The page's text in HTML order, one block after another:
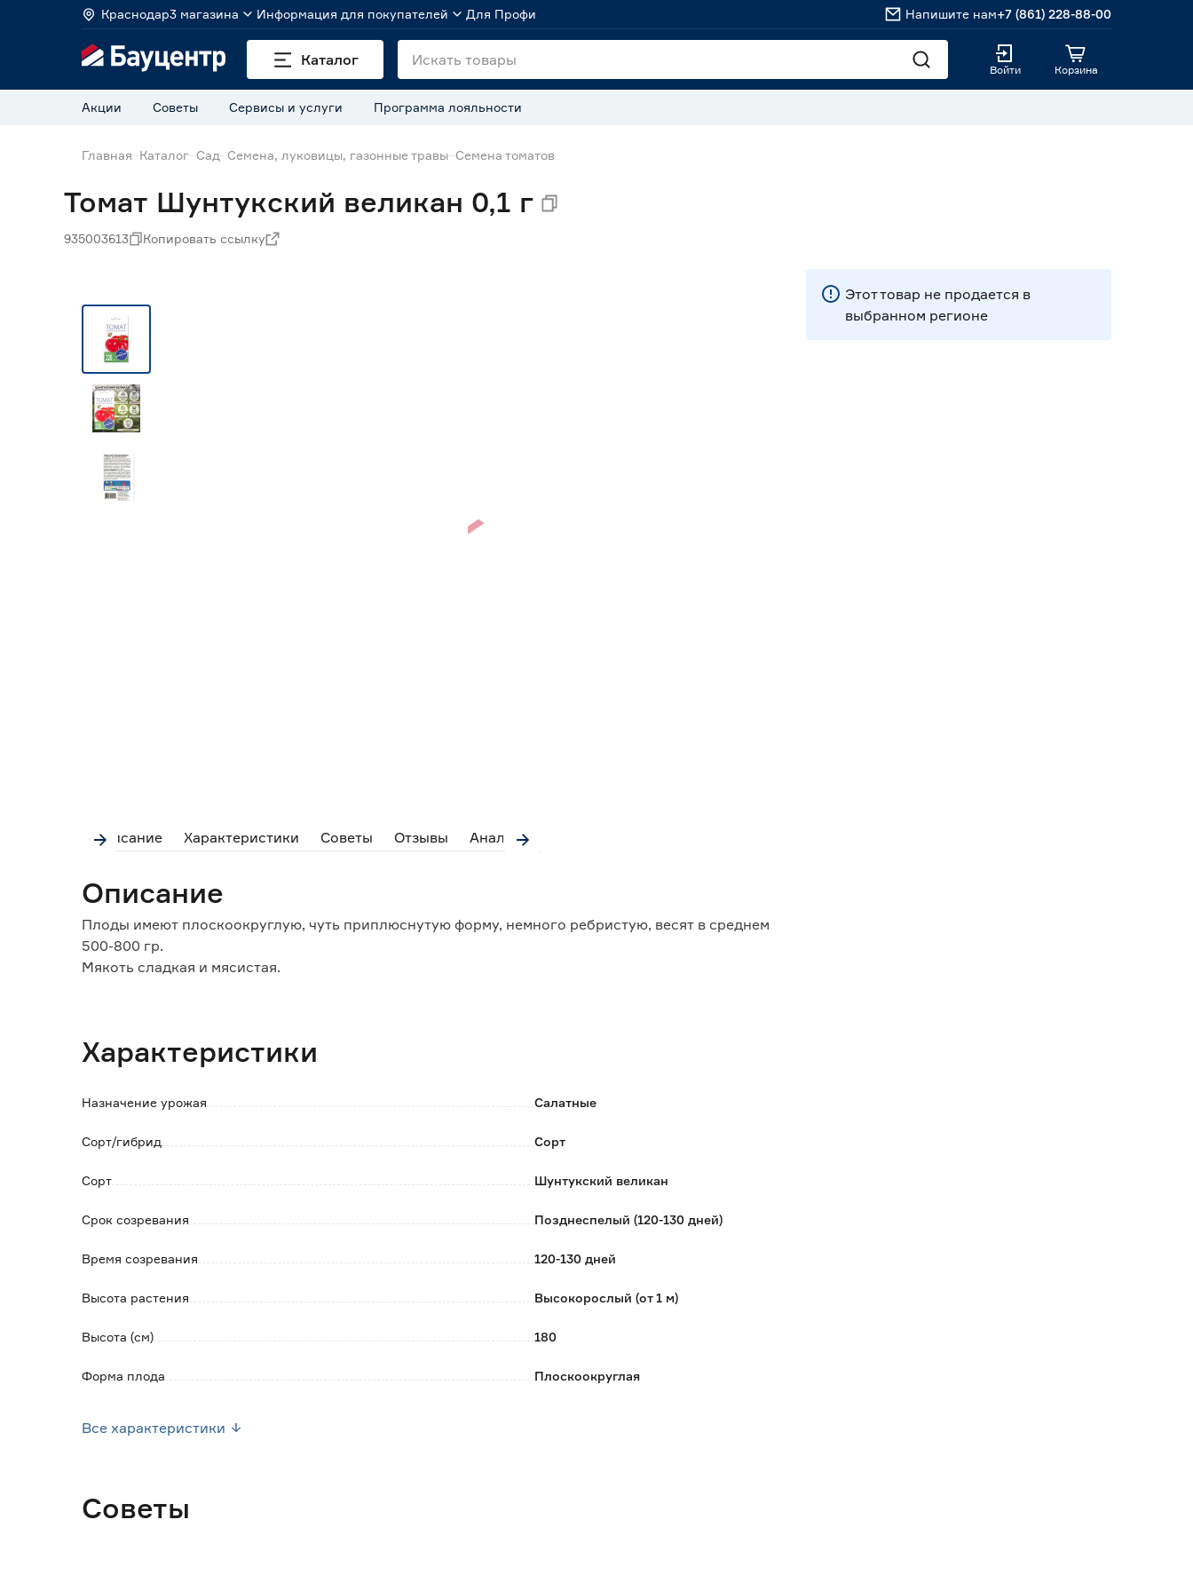
Краснодар3 магазина Информация для покупателей Для Профи Напишите нам+7 (861) 228-88-00
Каталог
Войти Корзина
Акции Советы Сервисы и услуги Программа лояльности
Главная Каталог Сад Семена, луковицы, газонные травы Семена томатов
Томат Шунтукский великан 0,1 г
935003613 Копировать ссылку
Описание Характеристики Советы Отзывы Аналоги
Описание
Плоды имеют плоскоокруглую, чуть приплюснутую форму, немного ребристую, весят в среднем
500-800 гр.
Мякоть сладкая и мясистая.
Характеристики
Назначение урожая Салатные
Сорт/гибрид Сорт
Сорт Шунтукский великан
Срок созревания Позднеспелый (120-130 дней)
Время созревания 120-130 дней
Высота растения Высокорослый (от 1 м)
Высота (см) 180
Форма плода Плоскоокруглая
Все характеристики
Этот товар не продается в
выбранном регионе
Советы